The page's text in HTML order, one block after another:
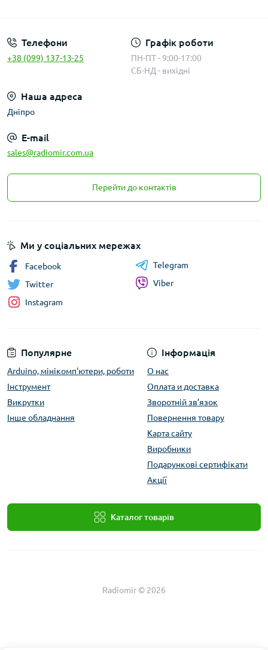
Телефони
+38 (099) 137-13-25
Графік роботи
ПН-ПТ - 9:00-17:00
СБ-НД - вихідні
Наша адреса
Дніпро
E-mail
sales@radiomir.com.ua
Перейти до контактів
Популярне
Arduino, мінікомп'ютери, роботи
Інструмент
Викрутки
Інше обладнання
Інформація
О нас
Оплата и доставка
Зворотній зв’язок
Повернення товару
Карта сайту
Виробники
Подарункові сертифікати
Акції
Каталог товарів
Ми у соціальних мережах
Facebook
Twitter
Instagram
Telegram
Viber
Radiomir © 2026